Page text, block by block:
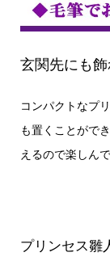
玄関先にも
コンパクトなプ
も置くことがで
えるので楽しん
プリンセス雛